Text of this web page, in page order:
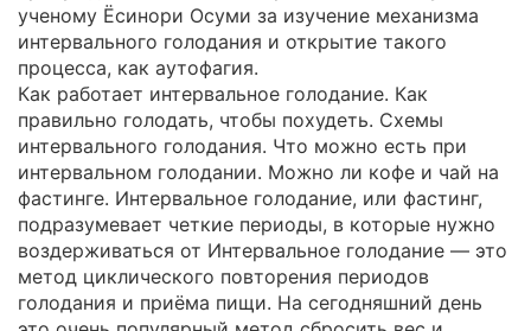
ученому Ёсинори Осуми за изучение механизма
интервального голодания и открытие такого
процесса, как аутофагия.
Как работает интервальное голодание. Как
правильно голодать, чтобы похудеть. Схемы
интервального голодания. Что можно есть при
интервальном голодании. Можно ли кофе и чай на
фастинге. Интервальное голодание, или фастинг,
подразумевает четкие периоды, в которые нужно
воздерживаться от Интервальное голодание — это
метод циклического повторения периодов
голодания и приёма пищи. На сегодняшний день